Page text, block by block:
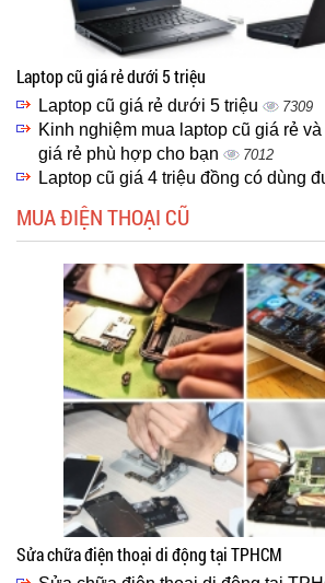
Laptop cũ giá rẻ dưới 5 triệu
Laptop cũ giá rẻ dưới 5 triệu 7309
Kinh nghiệm mua laptop cũ giá rẻ
giá rẻ phù hợp cho bạn
7012
Laptop cũ giá 4 triệu đồng có dùng
MUA ĐIỆN THOẠI CŨ
Sửa chữa điện thoại di động tại TPHCM